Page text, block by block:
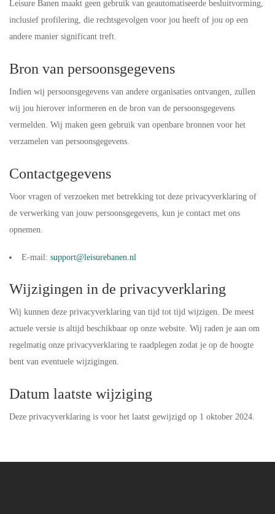
Leisure Banen maakt geen gebruik van geautomatiseerde besluitvorming,
inclusief profilering, die rechtsgevolgen voor jou heeft of jou op een
andere manier significant treft.
Bron van persoonsgegevens
Indien wij persoonsgegevens van andere organisaties ontvangen, zullen
wij jou hierover informeren en de bron van de persoonsgegevens
vermelden. Wij maken geen gebruik van openbare bronnen voor het
verzamelen van persoonsgegevens.
Contactgegevens
Voor vragen of verzoeken met betrekking tot deze privacyverklaring of
de verwerking van jouw persoonsgegevens, kun je contact met ons
opnemen.
E-mail: support@leisurebanen.nl
Wijzigingen in de privacyverklaring
Wij kunnen deze privacyverklaring van tijd tot tijd wijzigen. De meest
actuele versie is altijd beschikbaar op onze website. Wij raden je aan om
regelmatig onze privacyverklaring te raadplegen zodat je op de hoogte
bent van eventuele wijzigingen.
Datum laatste wijziging
Deze privacyverklaring is voor het laatst gewijzigd op 1 oktober 2024.